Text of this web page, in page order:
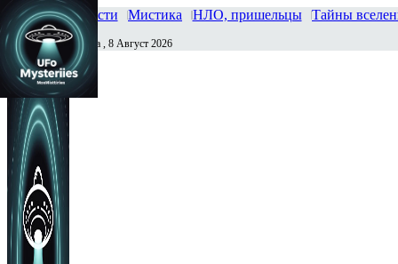
Главная Новости Мистика НЛО, пришельцы Тайны
Сегодня Суббота , 8 Август 2026